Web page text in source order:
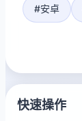
#安卓
快速操作